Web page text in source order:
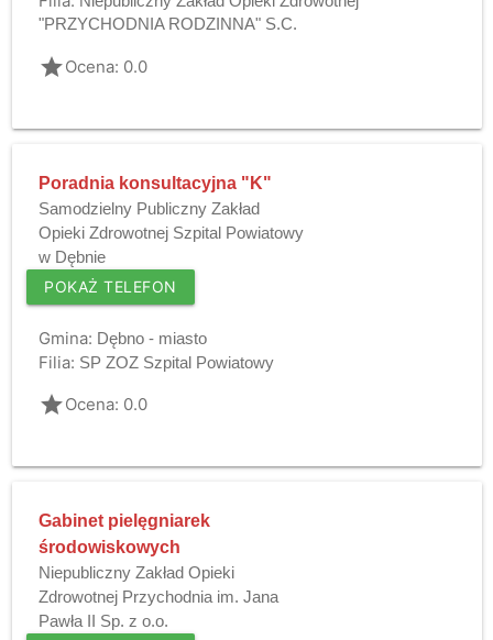
"PRZYCHODNIA RODZINNA" S.C.
gradeOcena: 0.0
Poradnia konsultacyjna "K"
Samodzielny Publiczny Zakład
Opieki Zdrowotnej Szpital Powiatowy
w Dębnie
POKAŻ TELEFON
Gmina: Dębno - miasto
Filia: SP ZOZ Szpital Powiatowy
gradeOcena: 0.0
Gabinet pielęgniarek
środowiskowych
Niepubliczny Zakład Opieki
Zdrowotnej Przychodnia im. Jana
Pawła II Sp. z o.o.